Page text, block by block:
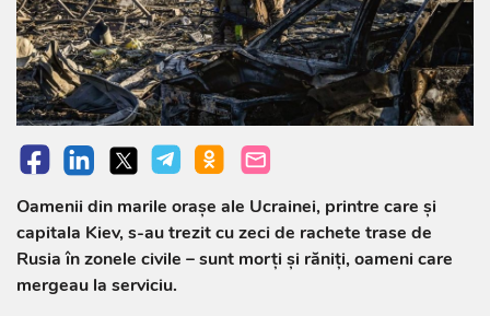
Oamenii din marile oraşe ale Ucrainei, printre care şi
capitala Kiev, s-au trezit cu zeci de rachete trase de
Rusia în zonele civile – sunt morţi şi răniţi, oameni care
mergeau la serviciu.